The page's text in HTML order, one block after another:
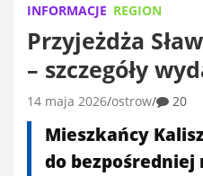
INFORMACJE REGION
Przyjeżdża
– szczegóły
14 maja 2026 ostrow 20
Mieszkańcy
do bezpośredniej